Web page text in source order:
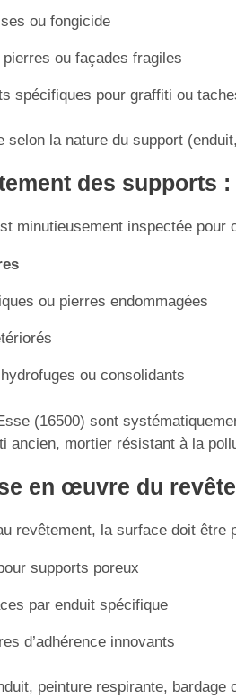
ou fongicide
ou façades fragiles
spécifiques pour graffiti ou
selon la nature du support
des supports
minutieusement inspectée pour
ou pierres endommagées
ou consolidants
(16500) sont
ancien, mortier résistant à la
en œuvre du
revêtement, la surface doit
supports poreux
par enduit spécifique
d’adhérence innovants
peinture respirante,